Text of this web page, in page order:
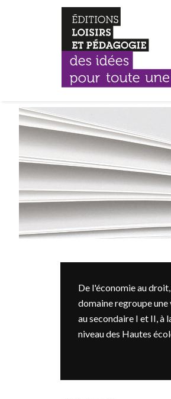
De l'économie au
domaine regroupe
au secondaire I et II, à
niveau des Hautes